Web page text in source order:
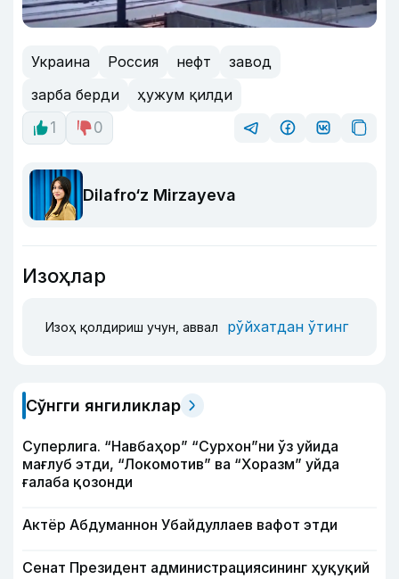
Украина Россия нефт
завод
зарба берди
ҳужум қилди
1
0
Dilafro‘z Mirzayeva
Изоҳлар
Изоҳ қолдириш учун, аввал рўйхатдан ўтинг
Сўнгги янгиликлар
Суперлига. “Навбаҳор” “Сурхон”ни ўз уйида
мағлуб этди, “Локомотив” ва “Хоразм” уйда
ғалаба қозонди
Актёр Абду­маннон Убайдуллаев вафот этди
Сенат Президент администрациясининг ҳуқуқий